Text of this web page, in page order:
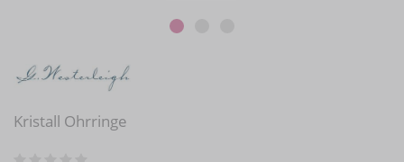
Kristall Ohrringe